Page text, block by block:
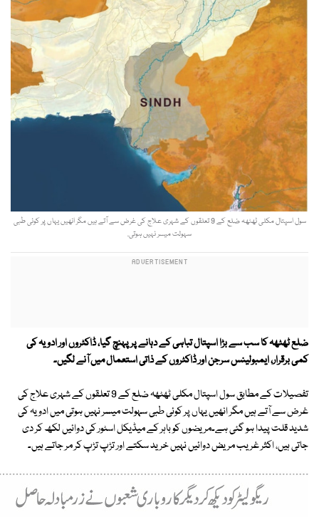
سول اسپتال مکلی ٹھٹھہ ضلع کے 9 تعلقوں کے شہری علاج کی غرض سے آتے ہیں مگر انھیں یہاں پر کوئی طبی
سہولت میسر نہیں ہوتی.
ضلع ٹھٹھہ کا سب سے بڑا اسپتال تباہی کے دہانے پر پہنچ گیا، ڈاکٹروں اور ادویہ کی
کمی برقرار، ایمبولینس سرجن اور ڈاکٹروں کے ذاتی استعمال میں آنے لگیں۔
تفصیلات کے مطابق سول اسپتال مکلی ٹھٹھہ ضلع کے 9 تعلقوں کے شہری علاج کی
غرض سے آتے ہیں مگر انھیں یہاں پر کوئی طبی سہولت میسر نہیں ہوتی میں ادویہ کی
شدید قلت پیدا ہو گئی ہے۔مریضوں کو باہر کے میڈیکل اسٹور کی دوائیں لکھ کر دی
جاتی ہیں، اکثر غریب مریض دوائیں نہیں خرید سکتے اور تڑپ تڑپ کر مر جاتے ہیں۔